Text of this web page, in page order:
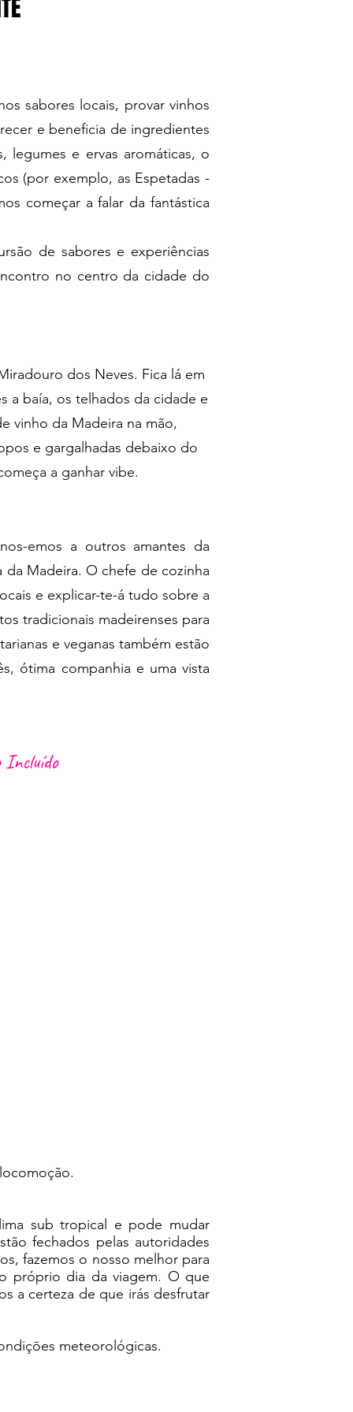
sabores locais, provar vinhos
e beneficia de ingredientes
e ervas aromáticas, o
(por exemplo, as Espetadas -
começar a falar da fantástica
de sabores e experiências
no centro da cidade do
dos Neves. Fica lá em
a baía, os telhados da cidade e
vinho da Madeira na mão,
e gargalhadas debaixo do
a ganhar vibe.
emos a outros amantes da
da Madeira. O chefe de cozinha
e explicar-te-á tudo sobre a
tradicionais madeirenses para
e veganas também estão
ótima companhia e uma vista
Incluído
sub tropical e pode mudar
fechados pelas autoridades
fazemos o nosso melhor para
próprio dia da viagem. O que
a certeza de que irás desfrutar
meteorológicas.